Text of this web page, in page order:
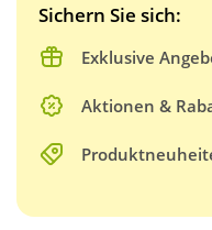
Sichern Sie sich:
Exklusive
Aktionen &